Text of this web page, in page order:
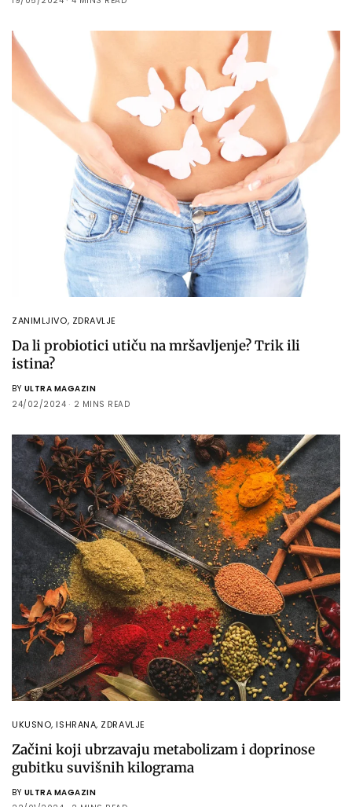
ZANIMLJIVO, ZDRAVLJE
Da li probiotici utiču na mršavljenje? Trik ili
istina?
BY ULTRA MAGAZIN
24/02/2024
2 MINS READ
UKUSNO,ISHRANA, ZDRAVLJE
Začini koji ubrzavaju metabolizam i doprinose
gubitku suvišnih kilograma
BY ULTRA MAGAZIN